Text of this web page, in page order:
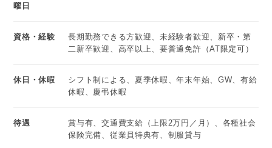
曜日
資格・経験
長期勤務できる方歓迎、未経験者歓迎、新卒・第
二新卒歓迎、高卒以上、要普通免許（AT限定可）
休日・休暇
シフト制による、夏季休暇、年末年始、GW、有給
休暇、慶弔休暇
待遇
賞与有、交通費支給（上限2万円／月）、各種社会
保険完備、従業員特典有、制服貸与